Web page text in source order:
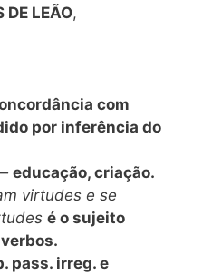
DE LEÃO,
com
por inferência do
educação, criação.
virtudes e se
é o sujeito
pass. irreg. e